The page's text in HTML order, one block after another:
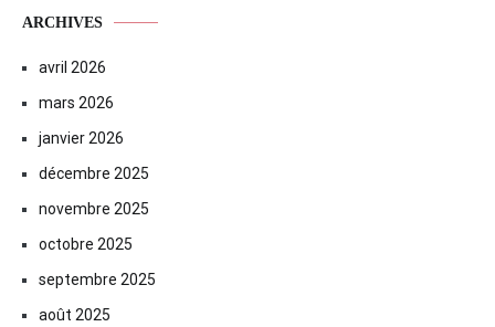
ARCHIVES
avril 2026
mars 2026
janvier 2026
décembre 2025
novembre 2025
octobre 2025
septembre 2025
août 2025